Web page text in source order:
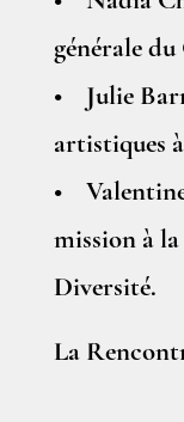
générale
• Julie
artistiques
• Valentine
mission à
Diversité.
La